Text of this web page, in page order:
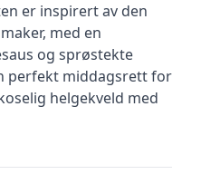
er inspirert av den
med en
og sprøstekte
perfekt middagsrett for
helgekveld med